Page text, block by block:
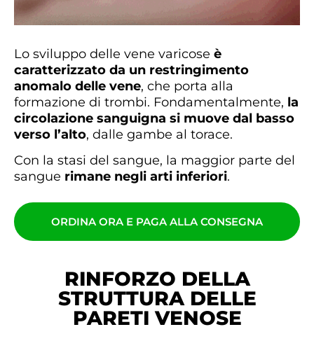
Lo sviluppo delle vene varicose è
caratterizzato da un restringimento
anomalo delle vene, che porta alla
formazione di trombi. Fondamentalmente, la
circolazione sanguigna si muove dal basso
verso l’alto, dalle gambe al torace.
Con la stasi del sangue, la maggior parte del
sangue rimane negli arti inferiori.
ORDINA ORA E PAGA ALLA CONSEGNA
RINFORZO DELLA
STRUTTURA DELLE
PARETI VENOSE